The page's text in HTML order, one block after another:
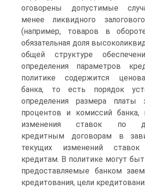
оговорены допустимые
менее ликвидного
(например, товаров в
обязательная доля
общей структуре
определения параметров
политике содержится
банка, то есть порядок
определения размера
процентов и комиссий банка,
изменения ставок по
кредитным договорам в
текущих изменений
кредитам. В политике могут
предоставляемые банком
кредитования, цели